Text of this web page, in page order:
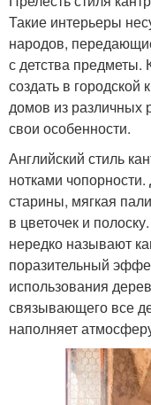
Такие интерьеры
народов,
с детства предметы.
создать в
домов из различных
свои особенности.
Английский стиль
нотками
старины, мягкая
в цветочек и
нередко называют
поразительный
использования
связывающего все
наполняет